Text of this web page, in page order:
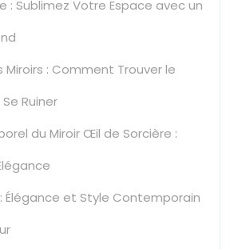
: Sublimez Votre Espace avec un
Miroirs : Comment Trouver le
Ruiner
du Miroir Œil de Sorcière :
Élégance et Style Contemporain